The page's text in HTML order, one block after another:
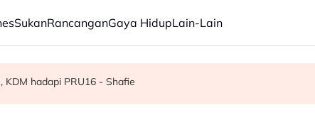
SukanRancanganGaya HidupLain-Lain
terus diperkasa - Dr Wan Azizah
tumbang - MBPP
KDM hadapi PRU16 - Shafie